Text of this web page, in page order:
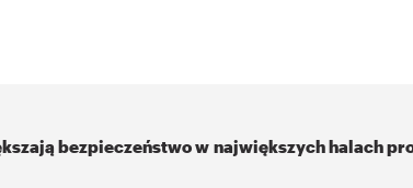
bezpieczeństwo w największych halach